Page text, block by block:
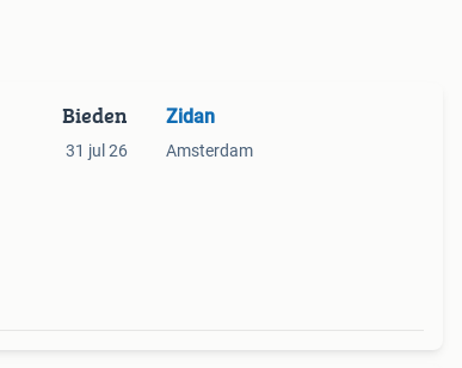
Bieden
31 jul 26
Zidan
Amsterdam